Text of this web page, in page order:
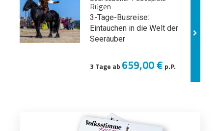
Rügen
3-Tage-Busreise:
Eintauchen in die Welt der
Seeräuber
3 Tage ab 659,00 € p.P.